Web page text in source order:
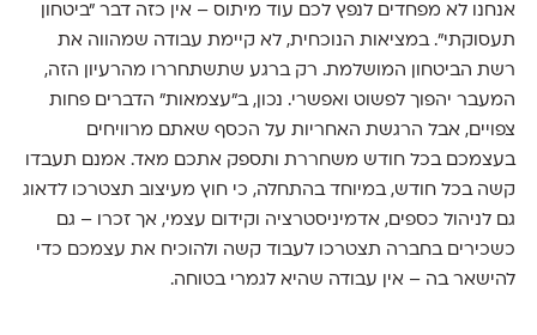
אנחנו לא מפחדים לנפץ לכם עוד מיתוס – אין כזה דבר "ביטחון
תעסוקתי". במציאות הנוכחית, לא קיימת עבודה שמהווה את
רשת הביטחון המושלמת. רק ברגע שתשתחררו מהרעיון הזה,
המעבר יהפוך לפשוט ואפשרי. נכון, ב״עצמאות״ הדברים פחות
צפויים, אבל הרגשת האחריות על הכסף שאתם מרוויחים
בעצמכם בכל חודש משחררת ותספק אתכם מאד. אמנם תעבדו
קשה בכל חודש, במיוחד בהתחלה, כי חוץ מעיצוב תצטרכו לדאוג
גם לניהול כספים, אדמיניסטרציה וקידום עצמי, אך זכרו – גם
כשכירים בחברה תצטרכו לעבוד קשה ולהוכיח את עצמכם כדי
להישאר בה – אין עבודה שהיא לגמרי בטוחה.